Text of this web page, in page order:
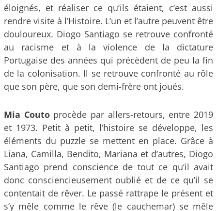
éloignés, et réaliser ce qu’ils étaient, c’est aussi
rendre visite à l’Histoire. L’un et l’autre peuvent être
douloureux. Diogo Santiago se retrouve confronté
au racisme et à la violence de la dictature
Portugaise des années qui précèdent de peu la fin
de la colonisation. Il se retrouve confronté au rôle
que son père, que son demi-frère ont joués.
Mia Coutoprocède par allers-retours, entre 2019
et 1973. Petit à petit, l’histoire se développe, les
éléments du puzzle se mettent en place. Grâce à
Liana, Camilla, Bendito, Mariana et d’autres, Diogo
Santiago prend conscience de tout ce qu’il avait
donc consciencieusement oublié et de ce qu’il se
contentait de rêver. Le passé rattrape le présent et
s’y mêle comme le rêve (le cauchemar) se mêle